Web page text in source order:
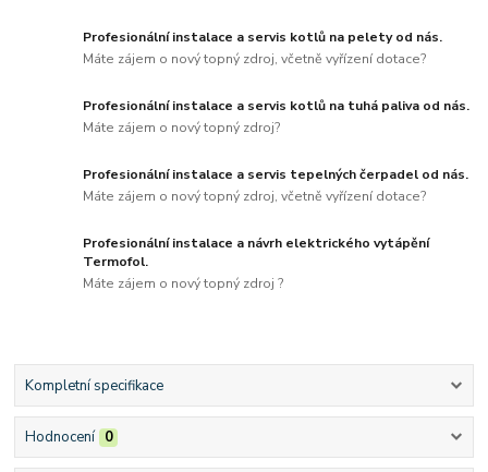
Profesionální instalace a servis kotlů na pelety od nás.
Máte zájem o nový topný zdroj, včetně vyřízení dotace?
Profesionální instalace a servis kotlů na tuhá paliva od nás.
Máte zájem o nový topný zdroj?
Profesionální instalace a servis tepelných čerpadel od nás.
Máte zájem o nový topný zdroj, včetně vyřízení dotace?
Profesionální instalace a návrh elektrického vytápění
Termofol.
Máte zájem o nový topný zdroj ?
Kompletní specifikace
Hodnocení 0